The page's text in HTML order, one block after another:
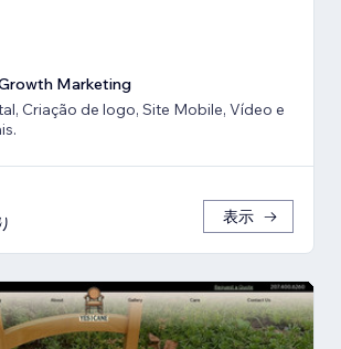
Marketing
Criação de logo, Site Mobile, Vídeo e
表示